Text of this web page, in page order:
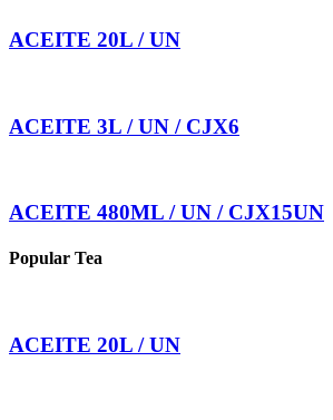
ACEITE 20L / UN
ACEITE 3L / UN / CJX6
ACEITE 480ML / UN / CJX15UN
Popular Tea
ACEITE 20L / UN